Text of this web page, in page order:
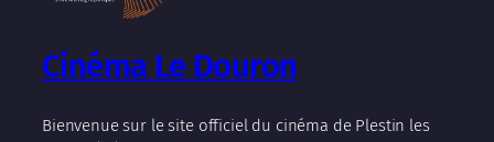
Cinéma Le Douron
Bienvenue sur le site officiel du cinéma de Plestin les